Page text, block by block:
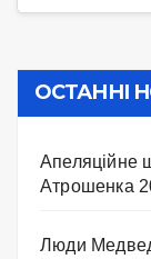
ОСТАННІ
Апеляційне
Атрошенка
Люди